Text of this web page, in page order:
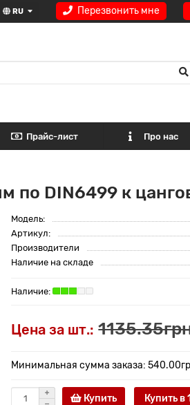
Перезвонить мне
RU
Прайс-лист Про нас
по DIN6499 к
Модель:
Артикул:
Производители
Наличие на складе
Цена за шт.:
Минимальная сумма заказа:
Купить Купить в